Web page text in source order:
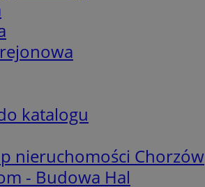
katalogu
nieruchomości Chorzów
- Budowa Hal